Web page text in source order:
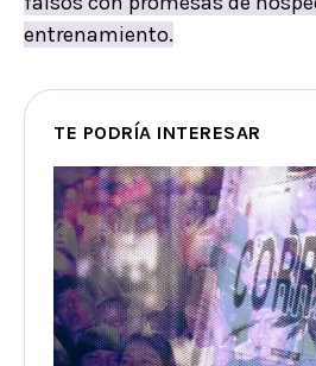
entrenamiento.
TE PODRÍA INTERESAR